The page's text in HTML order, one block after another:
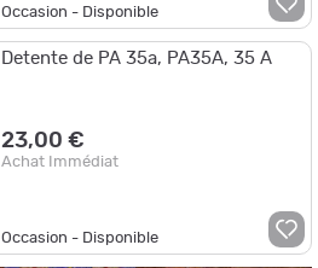
Occasion - Disponible
Detente de PA 35a, PA35A, 35 A
23,00 €
Achat Immédiat
Occasion - Disponible